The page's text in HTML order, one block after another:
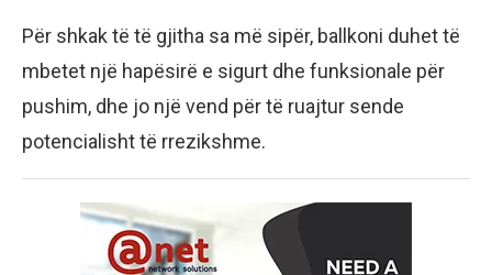
Për shkak të të gjitha sa më sipër, ballkoni duhet të
mbetet një hapësirë e sigurt dhe funksionale për
pushim, dhe jo një vend për të ruajtur sende
potencialisht të rrezikshme.